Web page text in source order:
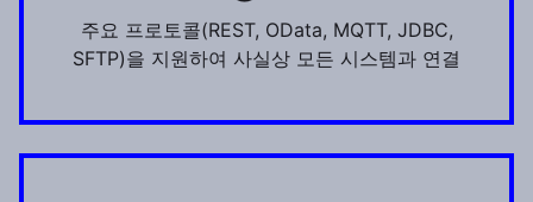
주요 프로토콜(REST, OData, MQTT, JDBC,
SFTP)을 지원하여 사실상 모든 시스템과 연결